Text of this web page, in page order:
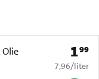
Olie
Prijs:
199
€ 7,96 per
7,96/liter